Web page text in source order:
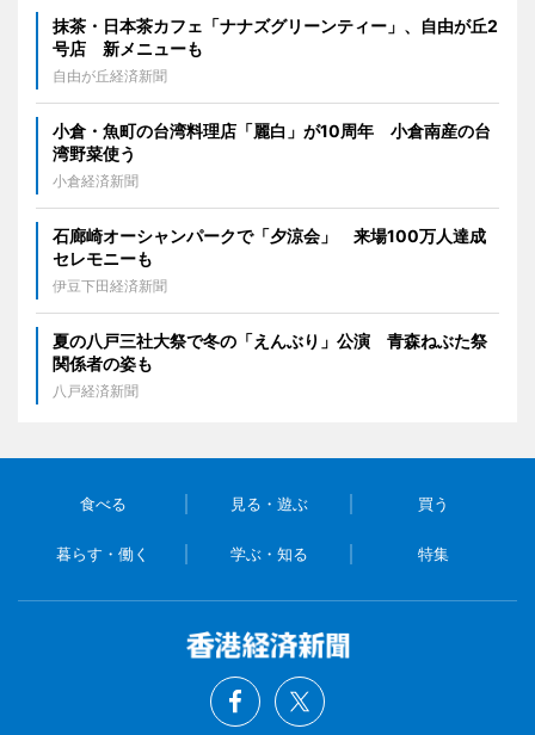
抹茶・日本茶カフェ「ナナズグリーンティー」、自由が丘2
号店 新メニューも
自由が丘経済新聞
小倉・魚町の台湾料理店「麗白」が10周年 小倉南産の台
湾野菜使う
小倉経済新聞
石廊崎オーシャンパークで「夕涼会」 来場100万人達成
セレモニーも
伊豆下田経済新聞
夏の八戸三社大祭で冬の「えんぶり」公演 青森ねぶた祭
関係者の姿も
八戸経済新聞
食べる 見る・遊ぶ 買う
暮らす・働く 学ぶ・知る 特集